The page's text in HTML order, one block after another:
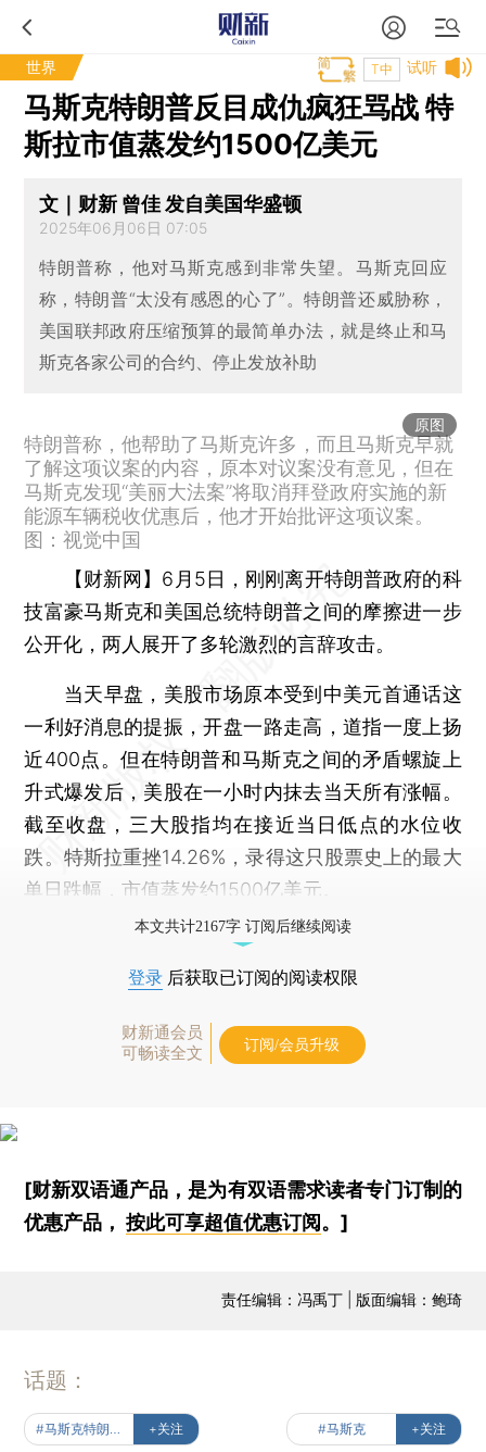
世界 试听
T中
马斯克特朗普反目成仇疯狂骂战 特
斯拉市值蒸发约1500亿美元
文｜财新 曾佳 发自美国华盛顿
2025年06月06日 07:05
特朗普称，他对马斯克感到非常失望。马斯克回应
称，特朗普“太没有感恩的心了”。特朗普还威胁称，
美国联邦政府压缩预算的最简单办法，就是终止和马
斯克各家公司的合约、停止发放补助
原图
特朗普称，他帮助了马斯克许多，而且马斯克早就
了解这项议案的内容，原本对议案没有意见，但在
马斯克发现“美丽大法案”将取消拜登政府实施的新
能源车辆税收优惠后，他才开始批评这项议案。
图：视觉中国
【财新网】6月5日，刚刚离开特朗普政府的科
技富豪马斯克和美国总统特朗普之间的摩擦进一步
公开化，两人展开了多轮激烈的言辞攻击。
当天早盘，美股市场原本受到中美元首通话这
近400点。但在特朗普和马斯克之间的矛盾螺旋上
升式爆发后，美股在一小时内抹去当天所有涨幅。
本文共计2167字 订阅后继续阅读